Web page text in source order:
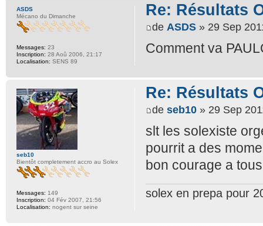
Re: Résultats
de ASDS » 29 Sep
Comment va
ASDS
Mécano du Dimanche
Messages: 23
Inscription: 28 Aoû 2006, 21:17
Localisation: SENS 89
Re: Résultats
de seb10 » 29 Sep
slt les solexiste
pourrit a des
bon courage a
solex en prepa pour
seb10
Bientôt completement accro au Solex
Messages: 149
Inscription: 04 Fév 2007, 21:56
Localisation: nogent sur seine